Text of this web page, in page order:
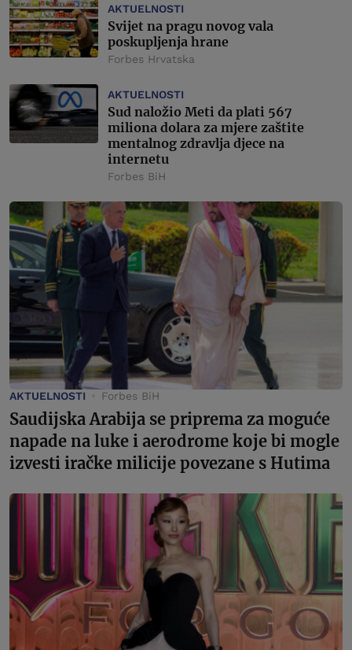
AKTUELNOSTI
Svijet na pragu novog vala
poskupljenja hrane
Forbes Hrvatska
AKTUELNOSTI
Sud naložio Meti da plati 567
miliona dolara za mjere zaštite
mentalnog zdravlja djece na
internetu
Forbes BiH
AKTUELNOSTI Forbes BiH
Saudijska Arabija se priprema za moguće
napade na luke i aerodrome koje bi mogle
izvesti iračke milicije povezane s Hutima